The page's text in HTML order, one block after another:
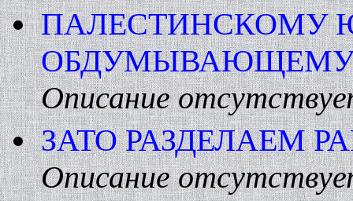
ПАЛЕСТИHСКОМУ
ОБДУМЫВАЮЩЕМУ
Описание
ЗАТО РАЗДЕЛАЕМ
Описание